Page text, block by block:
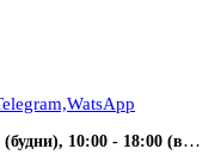
РЕЖИМ РАБОТЫ (МСК): 10:00 - 21:00 (будни), 10:00 - 18:00 (выходные).